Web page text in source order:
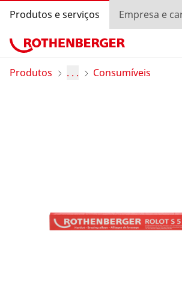
Produtos e serviços Empresa e
Produtos
Produtos . . . Consumíveis